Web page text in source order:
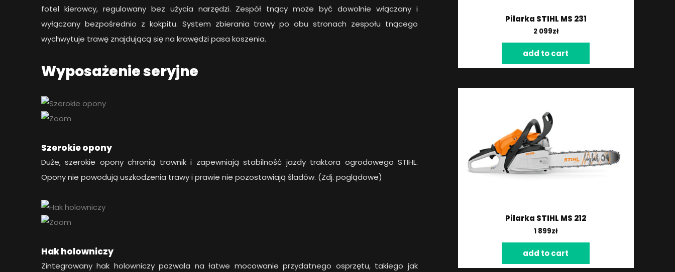
fotel kierowcy, regulowany bez użycia narzędzi. Zespół tnący może być dowolnie włączany i
wyłączany bezpośrednio z kokpitu. System zbierania trawy po obu stronach zespołu tnącego
wychwytuje trawę znajdującą się na krawędzi pasa koszenia.
Wyposażenie seryjne
Szerokie opony
Duże, szerokie opony chronią trawnik i zapewniają stabilność jazdy traktora ogrodowego STIHL.
Opony nie powodują uszkodzenia trawy i prawie nie pozostawiają śladów. (Zdj. poglądowe)
Hak holowniczy
Zintegrowany hak holowniczy pozwala na łatwe mocowanie przydatnego osprzętu, takiego jak
Pilarka STIHL MS 231
2 099zł
add to cart
Pilarka STIHL MS 212
1 899zł
add to cart